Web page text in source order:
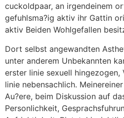
cuckoldpaar, an irgendeinem
gefuhlsma?ig aktiv ihr Gattin
aktiv Beiden Wohlgefallen
Dort selbst angewandten
unter anderem Unbekannten
erster linie sexuell hingezogen,
linie nebensachlich.
Au?ere, beim Diskussion auf
Personlichkeit,